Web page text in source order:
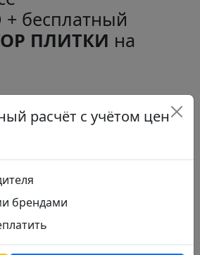
бесплатный
ПЛИТКИ на
клиенты, купившие
публиковать отзывы.
расчёт с учётом цен
брендами